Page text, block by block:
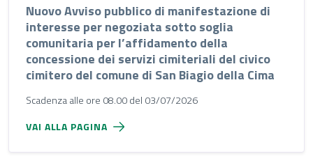
Nuovo Avviso pubblico di manifestazione di
interesse per negoziata sotto soglia
comunitaria per l’affidamento della
concessione dei servizi cimiteriali del civico
cimitero del comune di San Biagio della Cima
Scadenza alle ore 08.00 del 03/07/2026
VAI ALLA PAGINA